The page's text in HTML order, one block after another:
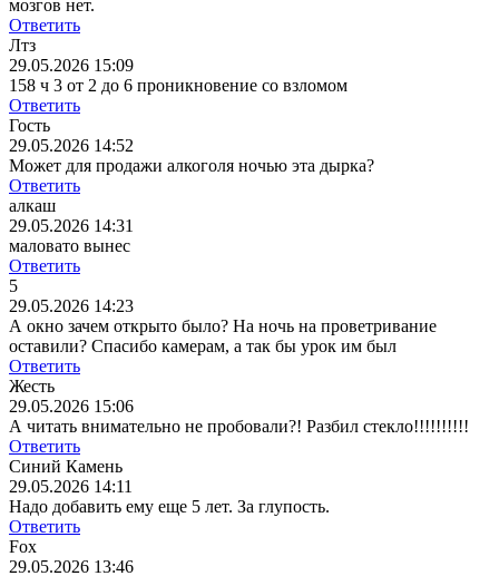
мозгов нет.
Ответить
Лтз
29.05.2026 15:09
158 ч 3 от 2 до 6 проникновение со взломом
Ответить
Гость
29.05.2026 14:52
Может для продажи алкоголя ночью эта дырка?
Ответить
алкаш
29.05.2026 14:31
маловато вынес
Ответить
5
29.05.2026 14:23
А окно зачем открыто было? На ночь на проветривание
оставили? Спасибо камерам, а так бы урок им был
Ответить
Жесть
29.05.2026 15:06
А читать внимательно не пробовали?! Разбил стекло!!!!!!!!!!
Ответить
Синий Камень
29.05.2026 14:11
Надо добавить ему еще 5 лет. За глупость.
Ответить
Fox
29.05.2026 13:46